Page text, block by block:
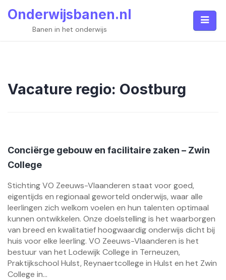
Onderwijsbanen.nl
Banen in het onderwijs
Vacature regio: Oostburg
Conciërge gebouw en facilitaire zaken – Zwin
College
Stichting VO Zeeuws-Vlaanderen staat voor goed,
eigentijds en regionaal geworteld onderwijs, waar alle
leerlingen zich welkom voelen en hun talenten optimaal
kunnen ontwikkelen. Onze doelstelling is het waarborgen
van breed en kwalitatief hoogwaardig onderwijs dicht bij
huis voor elke leerling. VO Zeeuws-Vlaanderen is het
bestuur van het Lodewijk College in Terneuzen,
Praktijkschool Hulst, Reynaertcollege in Hulst en het Zwin
College in...